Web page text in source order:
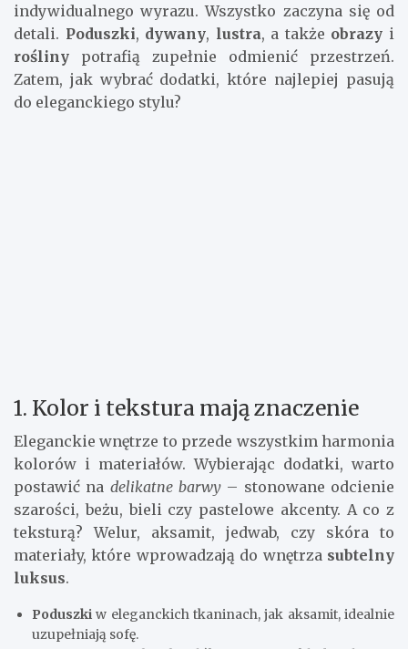
indywidualnego wyrazu. Wszystko zaczyna się od
detali. Poduszki, dywany, lustra, a także obrazy i
rośliny potrafią zupełnie odmienić przestrzeń.
Zatem, jak wybrać dodatki, które najlepiej pasują
do eleganckiego stylu?
1. Kolor i tekstura mają znaczenie
Eleganckie wnętrze to przede wszystkim harmonia
kolorów i materiałów. Wybierając dodatki, warto
postawić na delikatne barwy – stonowane odcienie
szarości, beżu, bieli czy pastelowe akcenty. A co z
teksturą? Welur, aksamit, jedwab, czy skóra to
materiały, które wprowadzają do wnętrza subtelny
luksus.
Poduszki w eleganckich tkaninach, jak aksamit, idealnie
uzupełniają sofę.